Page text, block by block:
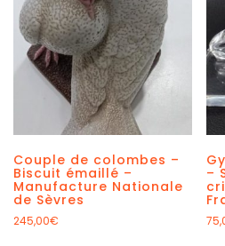
Couple de colombes –
Biscuit émaillé –
Manufacture Nationale
de Sèvres
245,00€
–